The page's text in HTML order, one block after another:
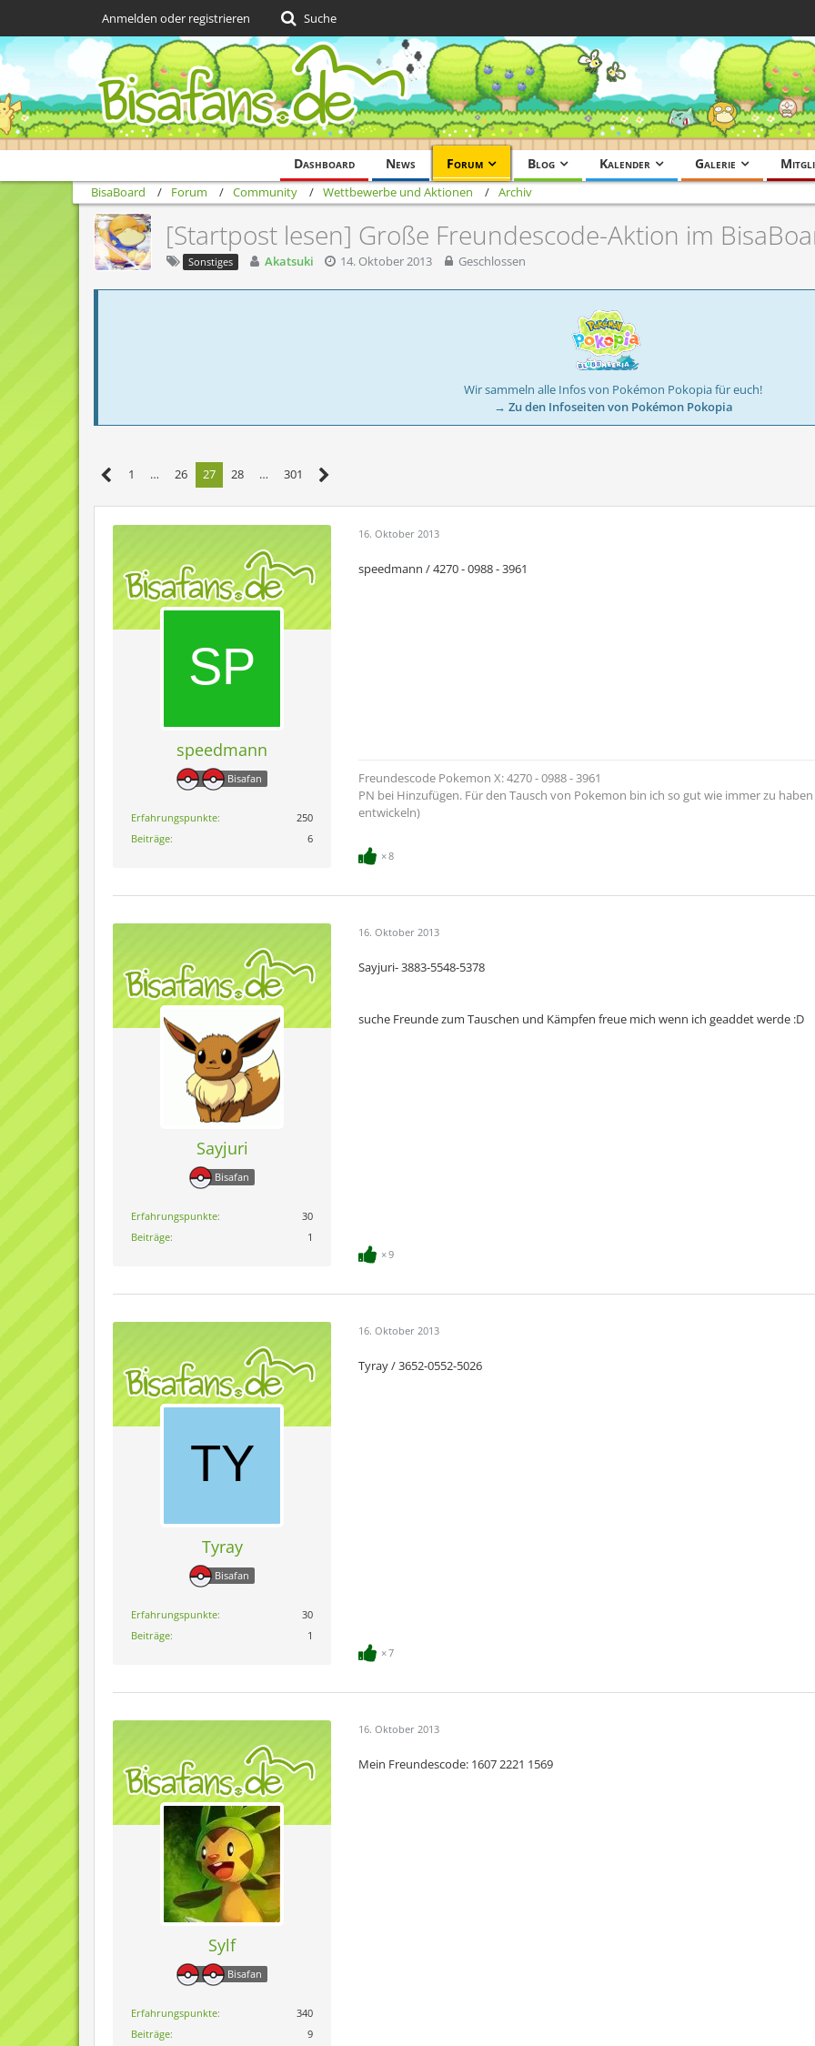
Dashboard News Forum Blog Kalender Galerie
Anmelden oder registrieren Suche
BisaBoard Forum Community Wettbewerbe und Aktionen Archiv
[Startpost lesen] Große Freundescode-Aktion im
Sonstiges Akatsuki 14. Oktober 2013 Geschlossen
Wir sammeln alle Infos von Pokémon Pokopia für euch!
→ Zu den Infoseiten von Pokémon Pokopia
1 … 26 27 28 … 301
speedmann
Bisafan
Erfahrungspunkte
250
Beiträge
6
16. Oktober 2013
speedmann / 4270 - 0988 - 3961
Freundescode Pokemon X: 4270 - 0988 - 3961
PN bei Hinzufügen. Für den Tausch von Pokemon bin ich so gut wie immer zu
entwickeln)
8
Sayjuri
Bisafan
Erfahrungspunkte
30
Beiträge
1
16. Oktober 2013
Sayjuri- 3883-5548-5378
suche Freunde zum Tauschen und Kämpfen freue mich wenn ich geaddet werde :D
9
Tyray
Bisafan
Erfahrungspunkte
30
Beiträge
1
16. Oktober 2013
Tyray / 3652-0552-5026
7
Sylf
Bisafan
Erfahrungspunkte
340
Beiträge
9
16. Oktober 2013
Mein Freundescode: 1607 2221 1569